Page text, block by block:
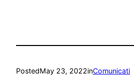
PostedMay 23, 2022inComunicati